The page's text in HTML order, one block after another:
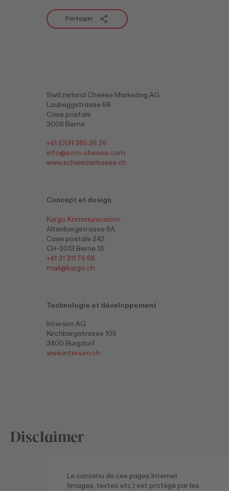
Partager
Switzerland Cheese Marketing AG
Laubeggstrasse 68
Case postale
3006 Berne
+41 (0)31 385 26 26
info@scm-cheese.com
www.schweizerkaese.ch
Concept et design
Kargo Kommunication
Altenbergstrasse 8A
Case postale 242
CH-3013 Berne 13
+41 31 311 76 66
mail@kargo.ch
Technologie et développement
Intersim AG
Kirchbergstrasse 105
3400 Burgdorf
www.intersim.ch
Disclaimer
Le contenu de ces pages Internet
(images, textes etc.) est protégé par les